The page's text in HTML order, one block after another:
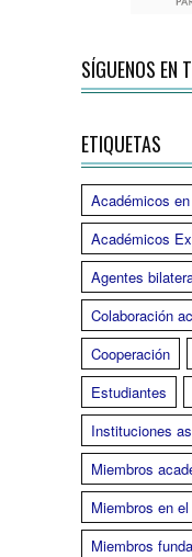
SÍGUENOS EN
ETIQUETAS
Académicos
Académicos
Agentes
Colaboración
Cooperación
Estudiantes
Instituciones
Miembros
Miembros en
Miembros